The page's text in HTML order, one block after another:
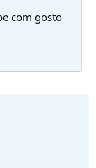
com gosto